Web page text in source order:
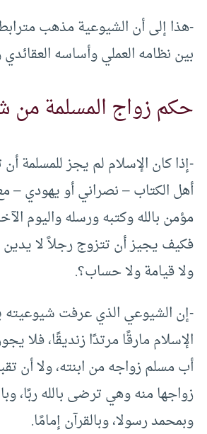
-هذا إلى أن الشيوعية مذهب
بين نظامه العملي وأساسه
حكم زواج المسلمة
-إذا كان الإسلام لم يجز للمسلمة
أهل الكتاب – نصراني أو يهودي –
مؤمن بالله وكتبه ورسله واليوم
فكيف يجيز أن تتزوج رجلاً لا يدين
ولا قيامة ولا حساب؟.
-إن الشيوعي الذي عرفت
الإسلام مارقًا مرتدًا زنديقًا، فلا
أب مسلم زواجه من ابنته، ولا أن
زواجها منه وهي ترضى بالله ربًا،
وبمحمد رسولا، وبالقرآن إمامًا.